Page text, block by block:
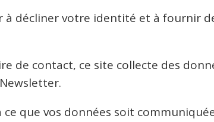
à décliner votre identité et à fournir
de contact, ce site collecte des
que vos données soit